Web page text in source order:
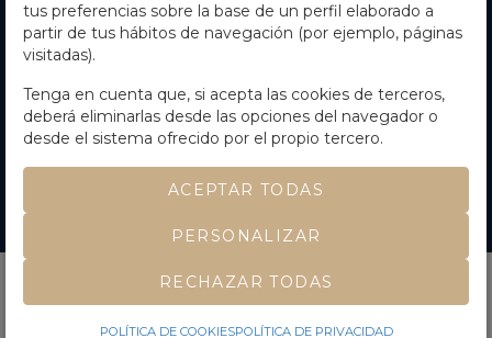
Horario
La empresa
Términos y condiciones
©
Desarrollado por Labelgrup Networks.
tus preferencias sobre la base de un perfil elaborado a
partir de tus hábitos de navegación (por ejemplo, páginas
visitadas).
Tenga en cuenta que, si acepta las cookies de terceros,
deberá eliminarlas desde las opciones del navegador o
desde el sistema ofrecido por el propio tercero.
ACEPTAR TODAS
PERSONALIZAR
RECHAZAR TODAS
POLÍTICA DE COOKIESPOLÍTICA DE PRIVACIDAD